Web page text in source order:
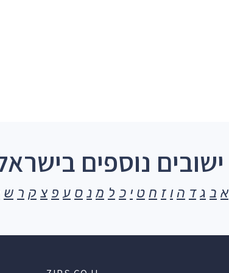
ישובים נוספים
א ב ג ד ה ו ז ח ט י כ ל מ נ ס ע פ צ ק ר ש